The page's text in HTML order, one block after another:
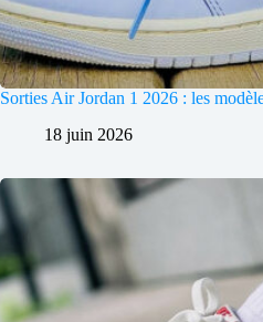
Sorties Air Jordan 1 2026 : les
18 juin 2026